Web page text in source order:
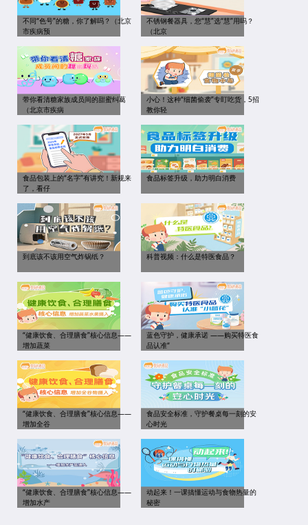
不同“色号”的糖，你了解吗？（北京
市疾病预
不锈钢餐器具，您“慧”选“慧”用吗？
（北京
带你看清糖家族成员间的甜蜜纠葛
（北京市疾病
小心！这种“细菌偷袭”专盯吃货，5招
教你轻
食品包装上的“名字”有讲究！新规来
了，看仔
食品标签升级，助力明白消费
到底该不该用空气炸锅纸？ 科普视频：什么是特医食品？
“健康饮食、合理膳食”核心信息——
增加蔬菜
蓝色守护，健康承诺 ——购买特医食
品认准“
“健康饮食、合理膳食”核心信息——
增加全谷
食品安全标准，守护餐桌每一刻的安
心时光
“健康饮食、合理膳食”核心信息——
增加水产
动起来！一课搞懂运动与食物热量的
秘密